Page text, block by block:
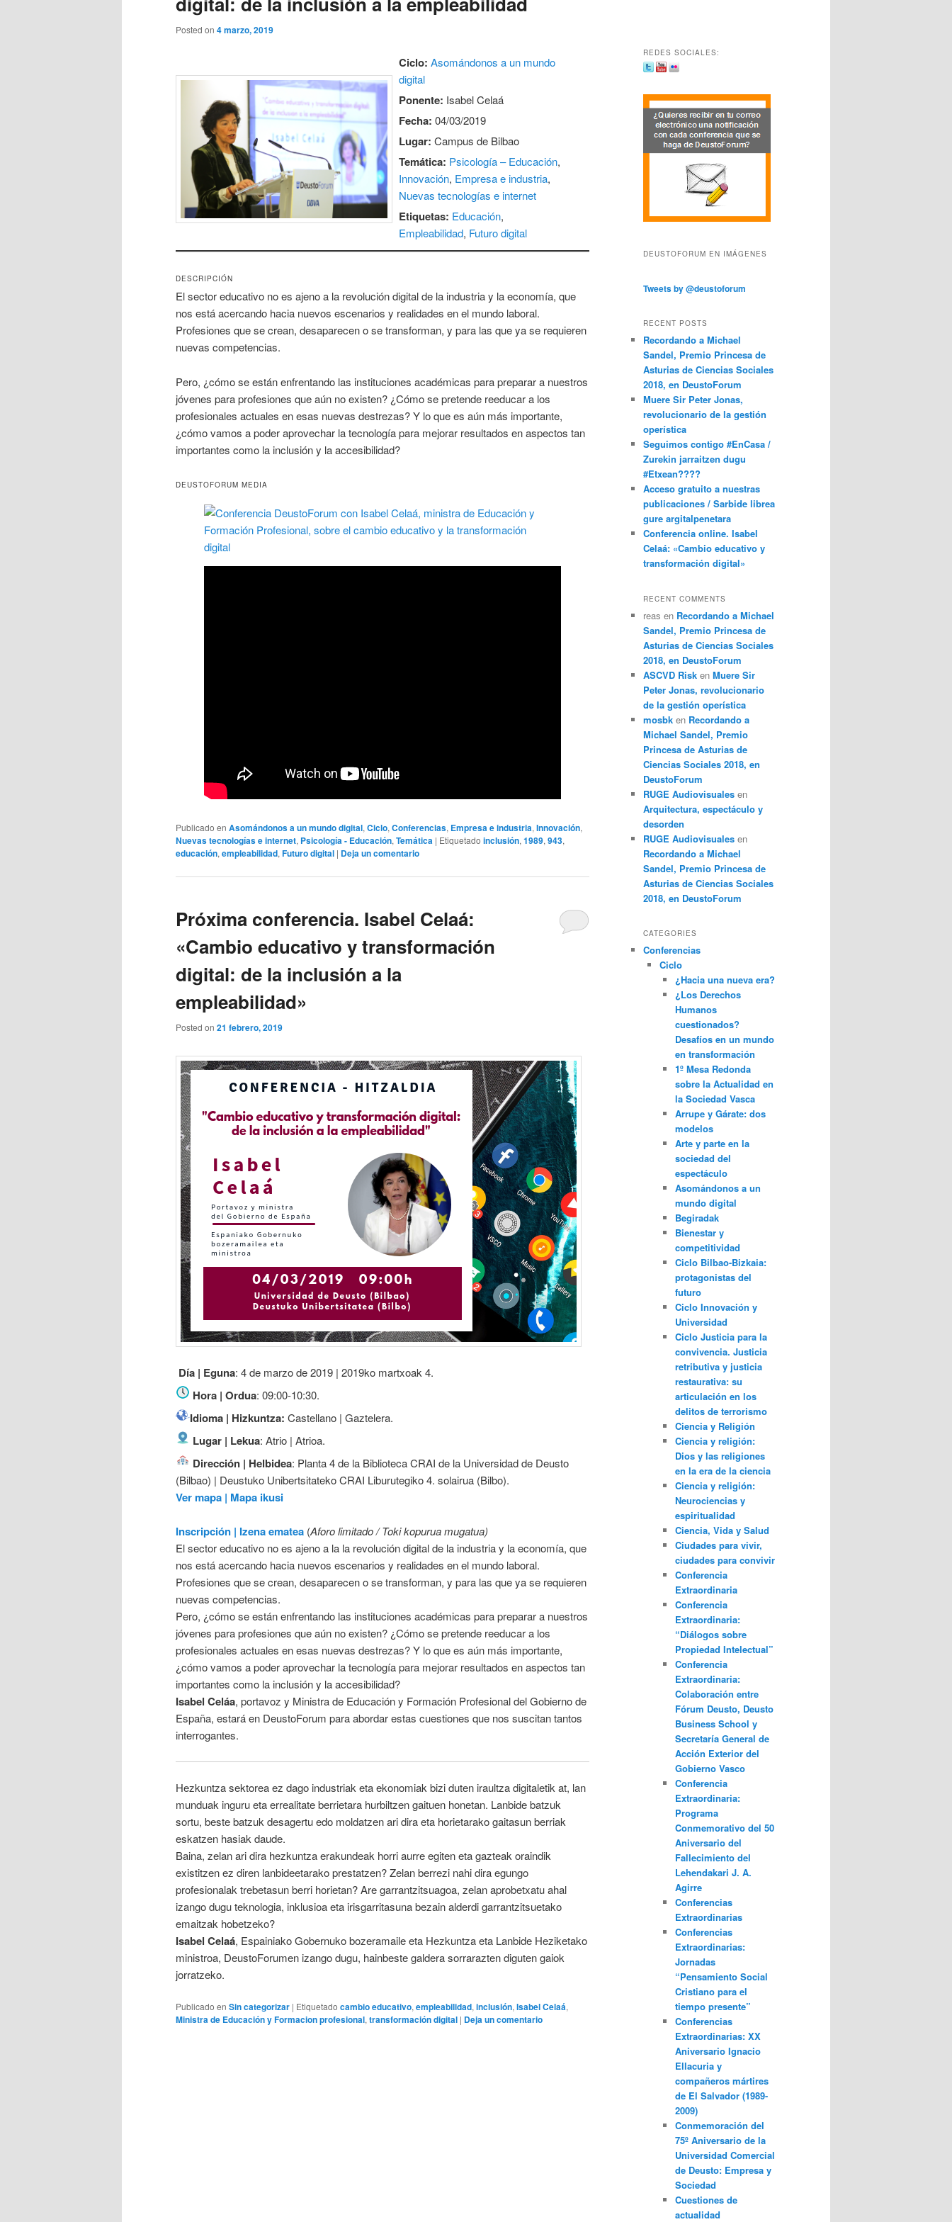
Posted on 4 marzo, 2019
Ciclo: Asomándonos a un mundo
digital
Ponente: Isabel Celaá
Fecha: 04/03/2019
Lugar: Campus de Bilbao
Temática: Psicología – Educación,
Innovación, Empresa e industria,
Nuevas tecnologías e internet
Etiquetas: Educación,
Empleabilidad, Futuro digital
DESCRIPCIÓN
El sector educativo no es ajeno a la revolución digital de la industria y la economía, que
nos está acercando hacia nuevos escenarios y realidades en el mundo laboral.
Profesiones que se crean, desaparecen o se transforman, y para las que ya se requieren
nuevas competencias.
Pero, ¿cómo se están enfrentando las instituciones académicas para preparar a nuestros
jóvenes para profesiones que aún no existen? ¿Cómo se pretende reeducar a los
profesionales actuales en esas nuevas destrezas? Y lo que es aún más importante,
¿cómo vamos a poder aprovechar la tecnología para mejorar resultados en aspectos tan
importantes como la inclusión y la accesibilidad?
DEUSTOFORUM MEDIA
Publicado en Asomándonos a un mundo digital, Ciclo, Conferencias, Empresa e industria, Innovación,
Nuevas tecnologías e internet, Psicología - Educación, Temática | Etiquetado inclusión, 1989, 943,
educación, empleabilidad, Futuro digital | Deja un comentario
Próxima conferencia. Isabel Celaá:
«Cambio educativo y transformación
digital: de la inclusión a la
empleabilidad»
Posted on 21 febrero, 2019
Día | Eguna: 4 de marzo de 2019 | 2019ko martxoak 4.
Hora | Ordua: 09:00-10:30.
Idioma | Hizkuntza: Castellano | Gaztelera.
Lugar | Lekua: Atrio | Atrioa.
Dirección | Helbidea: Planta 4 de la Biblioteca CRAI de la Universidad de Deusto
(Bilbao) | Deustuko Unibertsitateko CRAI Liburutegiko 4. solairua (Bilbo).
Ver mapa | Mapa ikusi
Inscripción | Izena ematea (Aforo limitado / Toki kopurua mugatua)
El sector educativo no es ajeno a la la revolución digital de la industria y la economía, que
nos está acercando hacia nuevos escenarios y realidades en el mundo laboral.
Profesiones que se crean, desaparecen o se transforman, y para las que ya se requieren
nuevas competencias.
Pero, ¿cómo se están enfrentando las instituciones académicas para preparar a nuestros
jóvenes para profesiones que aún no existen? ¿Cómo se pretende reeducar a los
profesionales actuales en esas nuevas destrezas? Y lo que es aún más importante,
¿cómo vamos a poder aprovechar la tecnología para mejorar resultados en aspectos tan
importantes como la inclusión y la accesibilidad?
Isabel Celáa, portavoz y Ministra de Educación y Formación Profesional del Gobierno de
España, estará en DeustoForum para abordar estas cuestiones que nos suscitan tantos
interrogantes.
Hezkuntza sektorea ez dago industriak eta ekonomiak bizi duten iraultza digitaletik at, lan
munduak inguru eta errealitate berrietara hurbiltzen gaituen honetan. Lanbide batzuk
sortu, beste batzuk desagertu edo moldatzen ari dira eta horietarako gaitasun berriak
eskatzen hasiak daude.
Baina, zelan ari dira hezkuntza erakundeak horri aurre egiten eta gazteak oraindik
existitzen ez diren lanbideetarako prestatzen? Zelan berrezi nahi dira egungo
profesionalak trebetasun berri horietan? Are garrantzitsuagoa, zelan aprobetxatu ahal
izango dugu teknologia, inklusioa eta irisgarritasuna bezain alderdi garrantzitsuetako
emaitzak hobetzeko?
Isabel Celaá, Espainiako Gobernuko bozeramaile eta Hezkuntza eta Lanbide Heziketako
ministroa, DeustoForumen izango dugu, hainbeste galdera sorrarazten diguten gaiok
jorratzeko.
Publicado en Sin categorizar | Etiquetado cambio educativo, empleabilidad, inclusión, Isabel Celaá,
Ministra de Educación y Formacion profesional, transformación digital | Deja un comentario
REDES SOCIALES:
DEUSTOFORUM EN IMÁGENES
Tweets by @deustoforum
RECENT POSTS
Recordando a Michael
Sandel, Premio Princesa de
Asturias de Ciencias Sociales
2018, en DeustoForum
Muere Sir Peter Jonas,
revolucionario de la gestión
operística
Seguimos contigo #EnCasa /
Zurekin jarraitzen dugu
#Etxean????
Acceso gratuito a nuestras
publicaciones / Sarbide librea
gure argitalpenetara
Conferencia online. Isabel
Celaá: «Cambio educativo y
transformación digital»
RECENT COMMENTS
reas en Recordando a Michael
Sandel, Premio Princesa de
Asturias de Ciencias Sociales
2018, en DeustoForum
ASCVD Risk en Muere Sir
Peter Jonas, revolucionario
de la gestión operística
mosbk en Recordando a
Michael Sandel, Premio
Princesa de Asturias de
Ciencias Sociales 2018, en
DeustoForum
RUGE Audiovisuales en
Arquitectura, espectáculo y
desorden
RUGE Audiovisuales en
Recordando a Michael
Sandel, Premio Princesa de
Asturias de Ciencias Sociales
2018, en DeustoForum
CATEGORIES
Conferencias
Ciclo
¿Hacia una nueva era?
¿Los Derechos
Humanos
cuestionados?
Desafíos en un mundo
en transformación
1º Mesa Redonda
sobre la Actualidad en
la Sociedad Vasca
Arrupe y Gárate: dos
modelos
Arte y parte en la
sociedad del
espectáculo
Asomándonos a un
mundo digital
Begiradak
Bienestar y
competitividad
Ciclo Bilbao-Bizkaia:
protagonistas del
futuro
Ciclo Innovación y
Universidad
Ciclo Justicia para la
convivencia. Justicia
retributiva y justicia
restaurativa: su
articulación en los
delitos de terrorismo
Ciencia y Religión
Ciencia y religión:
Dios y las religiones
en la era de la ciencia
Ciencia y religión:
Neurociencias y
espiritualidad
Ciencia, Vida y Salud
Ciudades para vivir,
ciudades para convivir
Conferencia
Extraordinaria
Conferencia
Extraordinaria:
“Diálogos sobre
Propiedad Intelectual”
Conferencia
Extraordinaria:
Colaboración entre
Fórum Deusto, Deusto
Business School y
Secretaría General de
Acción Exterior del
Gobierno Vasco
Conferencia
Extraordinaria:
Programa
Conmemorativo del 50
Aniversario del
Fallecimiento del
Lehendakari J. A.
Agirre
Conferencias
Extraordinarias
Conferencias
Extraordinarias:
Jornadas
“Pensamiento Social
Cristiano para el
tiempo presente”
Conferencias
Extraordinarias: XX
Aniversario Ignacio
Ellacuria y
compañeros mártires
de El Salvador (1989-
2009)
Conmemoración del
75º Aniversario de la
Universidad Comercial
de Deusto: Empresa y
Sociedad
Cuestiones de
actualidad